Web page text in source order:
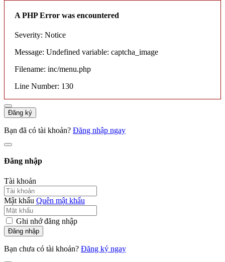
A PHP Error was encountered
Severity: Notice
Message: Undefined variable: captcha_image
Filename: inc/menu.php
Line Number: 130
Đăng ký
Bạn đã có tài khoản? Đăng nhập ngay
Đăng nhập
Tài khoản
Mật khẩu Quên mật khẩu
Ghi nhớ đăng nhập
Đăng nhập
Bạn chưa có tài khoản? Đăng ký ngay